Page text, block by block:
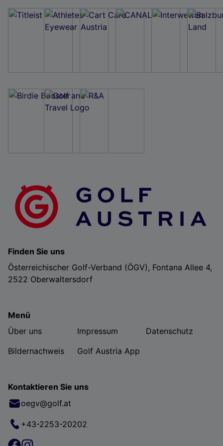
Finden Sie uns
Österreichischer Golf-Verband (ÖGV), Fontana Allee 4,
2522 Oberwaltersdorf
Menü
Über uns
Impressum
Datenschutz
Bildernachweis
Golf Austria App
Kontaktieren Sie uns
oegv@golf.at
+43-2253-20202
Wir und unsere Partner verarbeiten Daten, um
Verwendung genauer Standortdaten. Endgeräteeigenschaften zur Identifikation